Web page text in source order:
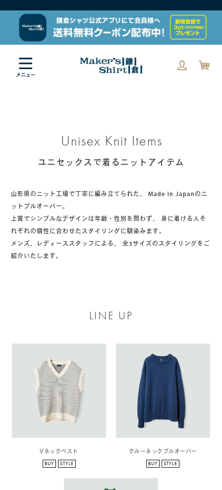
Unisex Knit Items
ユニセックスで着るニットアイテム
山形県のニット工場で丁寧に編み立てられた、 Made in Japanのニ
ットプルオーバー。
上質でシンプルなデザインは年齢・性別を問わず、 身に着ける人そ
れぞれの個性に合わせたスタイリングに馴染みます。
メンズ、レディーススタッフによる、 全3サイズのスタイリングをご
紹介いたします。
LINE UP
Vネックベスト
BUY STYLE
クルーネックプルオーバー
BUY STYLE